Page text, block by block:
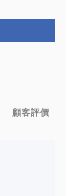
顧客評價